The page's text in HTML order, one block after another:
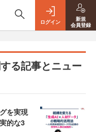
ログイン
新規
会員登録
る記事とニュー
を実現
的な3